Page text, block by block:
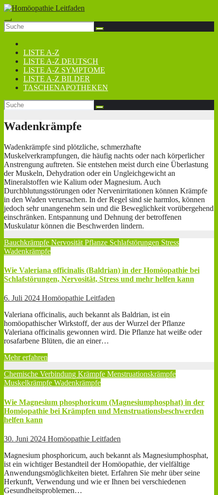
Zum
Inhalt
springen
LISTE A-Z
LISTE A-Z DEUTSCH
LISTE A-Z SYMPTOME
LISTE A-Z BILDER
TASCHENAPOTHEKEN
Wadenkrämpfe
Wadenkrämpfe sind plötzliche, schmerzhafte
Muskelverkrampfungen, die häufig nachts oder nach körperlicher
Anstrengung auftreten. Sie entstehen meist durch eine Überlastung
der Muskeln, Dehydration oder ein Ungleichgewicht an
Mineralstoffen wie Kalium oder Magnesium. Auch
Durchblutungsstörungen oder Nervenirritationen können Krämpfe
in den Waden verursachen. In der Regel sind sie harmlos, können
jedoch sehr unangenehm sein und die Beweglichkeit vorübergehend
einschränken. Entspannung und Dehnung der betroffenen
Muskulatur können die Beschwerden lindern.
Bauchkrämpfe Nervosität Pflanze Schlafstörungen Stress
Wadenkrämpfe
Wie Valeriana officinalis (Baldrian) in der Homöopathie bei
Schlafstörungen, Nervosität, Stress und mehr helfen kann
6. Juli 2024 Homöopathie Leitfaden
Valeriana officinalis, auch bekannt als Baldrian, ist ein
homöopathischer Wirkstoff, der aus der Wurzel der Pflanze
Valeriana officinalis gewonnen wird. Die Pflanze hat weiße oder
rosafarbene Blüten, die an einer…
Mehr erfahren
Chemische Verbindung Krämpfe Menstruationskrämpfe
Muskelkrämpfe Wadenkrämpfe
Wie Magnesium phosphoricum (Magnesiumphosphat) in der
Homöopathie bei Krämpfen und Menstruationsbeschwerden
helfen kann
30. Juni 2024 Homöopathie Leitfaden
Magnesium phosphoricum, auch bekannt als Magnesiumphosphat,
ist ein wichtiger Bestandteil der Homöopathie, der vielfältige
Anwendungsmöglichkeiten bietet. Erfahren Sie mehr über seine
Herkunft, Verwendung und wie er Ihnen bei verschiedenen
Gesundheitsproblemen…